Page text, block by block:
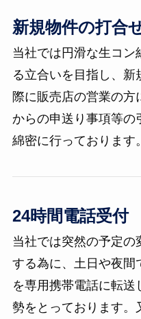
新規物件の打合
当社では円滑な生コン
る立合いを目指し、
際に販売店の営業の
からの申送り事項等の
綿密に行っております。
24時間電話受付
当社では突然の予定の
する為に、土日や夜間
を専用携帯電話に転
勢をとっております。